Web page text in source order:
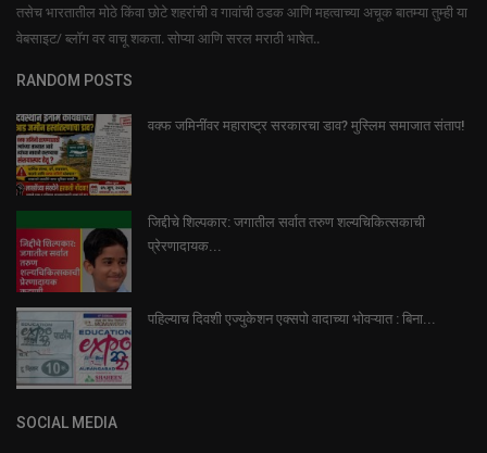
तसेच भारतातील मोठे किंवा छोटे शहरांची व गावांची ठडक आणि महत्वाच्या अचूक बातम्या तुम्ही या
वेबसाइट/ ब्लॉग वर वाचू शकता. सोप्या आणि सरल मराठी भाषेत..
RANDOM POSTS
वक्फ जमिनींवर महाराष्ट्र सरकारचा डाव? मुस्लिम समाजात संताप!
जिद्दीचे शिल्पकार: जगातील सर्वात तरुण शल्यचिकित्सकाची
प्रेरणादायक...
पहिल्याच दिवशी एज्युकेशन एक्सपो वादाच्या भोवऱ्यात : बिना...
SOCIAL MEDIA